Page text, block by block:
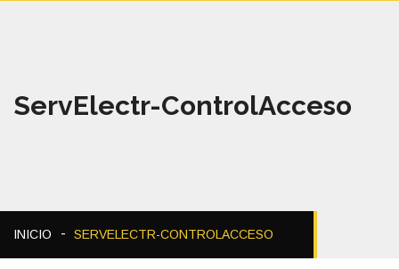
ServElectr-ControlAcceso
INICIO SERVELECTR-CONTROLACCESO